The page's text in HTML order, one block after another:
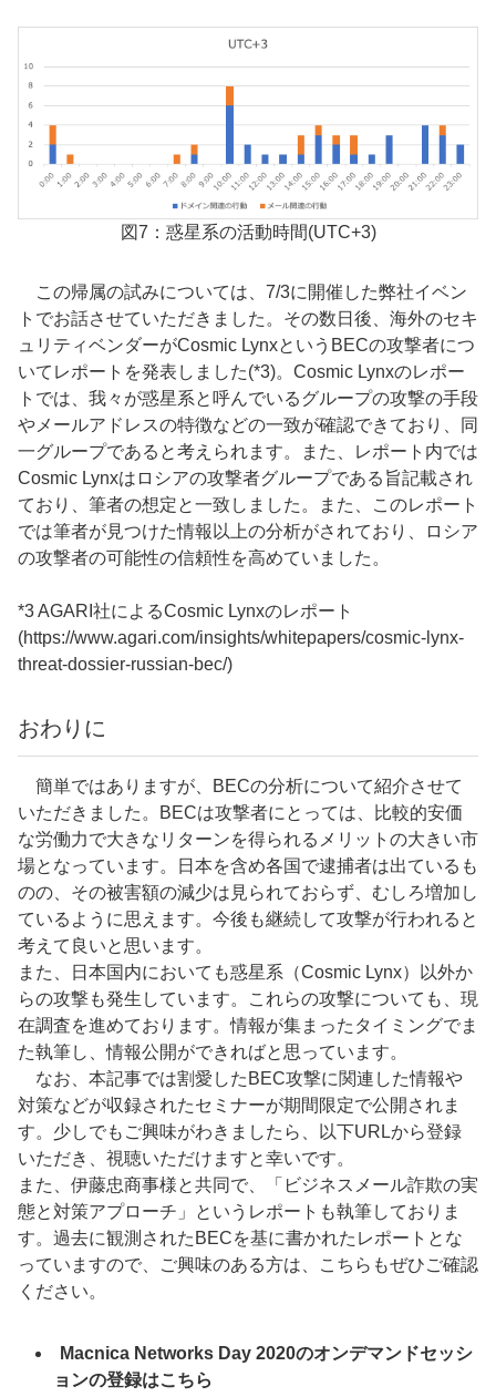
図7：惑星系の活動時間(UTC+3)
この帰属の試みについては、7/3に開催した弊社イベン
トでお話させていただきました。その数日後、海外のセキ
ュリティベンダーがCosmic LynxというBECの攻撃者につ
いてレポートを発表しました(*3)。Cosmic Lynxのレポー
トでは、我々が惑星系と呼んでいるグループの攻撃の手段
やメールアドレスの特徴などの一致が確認できており、同
一グループであると考えられます。また、レポート内では
Cosmic Lynxはロシアの攻撃者グループである旨記載され
ており、筆者の想定と一致しました。また、このレポート
では筆者が見つけた情報以上の分析がされており、ロシア
の攻撃者の可能性の信頼性を高めていました。
*3 AGARI社によるCosmic Lynxのレポート
(https://www.agari.com/insights/whitepapers/cosmic-lynx-
threat-dossier-russian-bec/)
おわりに
簡単ではありますが、BECの分析について紹介させて
いただきました。BECは攻撃者にとっては、比較的安価
な労働力で大きなリターンを得られるメリットの大きい市
場となっています。日本を含め各国で逮捕者は出ているも
のの、その被害額の減少は見られておらず、むしろ増加し
ているように思えます。今後も継続して攻撃が行われると
考えて良いと思います。
また、日本国内においても惑星系（Cosmic Lynx）以外か
らの攻撃も発生しています。これらの攻撃についても、 現
在調査を進めております。情報が集まったタイミングでま
た執筆し、情報公開ができればと思っています。
なお、本記事では割愛したBEC攻撃に関連した情報や
対策などが収録されたセミナーが期間限定で公開されま
す。少しでもご興味がわきましたら、以下URLから登録
いただき、視聴いただけますと幸いです。
また、伊藤忠商事様と共同で、「ビジネスメール詐欺の実
態と対策アプローチ」というレポートも執筆しておりま
す。過去に観測されたBECを基に書かれたレポートとな
っていますので、ご興味のある方は、こちらもぜひご確認
ください。
Macnica Networks Day 2020のオンデマンドセッシ
ョンの登録はこちら